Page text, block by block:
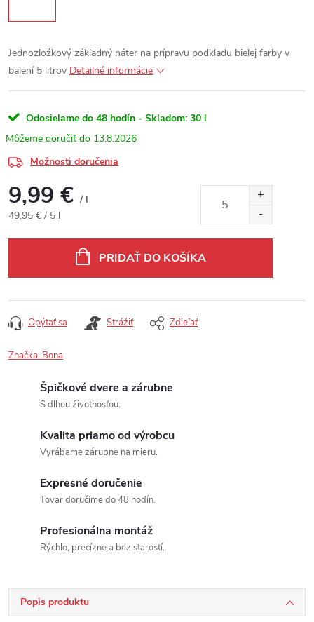
Jednozložkový základný náter na prípravu podkladu bielej farby v
balení 5 litrov Detailné informácie
Odosielame do 48 hodín - Skladom: 30 l
13.8.2026
Možnosti doručenia
9,99 € / l
Jednotková cena:
49,95 € / 5 l
PRIDAŤ DO KOŠÍKA
Opýtať sa Strážiť Zdieľať
Značka: Bona
Špičkové dvere a zárubne
S dlhou životnosťou.
Kvalita priamo od výrobcu
Vyrábame zárubne na mieru.
Expresné doručenie
Tovar doručíme do 48 hodín.
Profesionálna montáž
Rýchlo, precízne a bez starostí.
Popis produktu